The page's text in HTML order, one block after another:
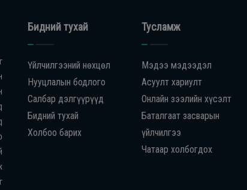
Бидний тухай
Үйлчилгээний нөхцөл
Нууцлалын бодлого
Салбар дэлгүүрүүд
Бидний тухай
Холбоо барих
Тусламж
Мэдээ мэдээдэл
Асуулт хариулт
Онлайн зээлийн хүсэлт
Баталгаат засварын
үйлчилгээ
Чатаар холбогдох